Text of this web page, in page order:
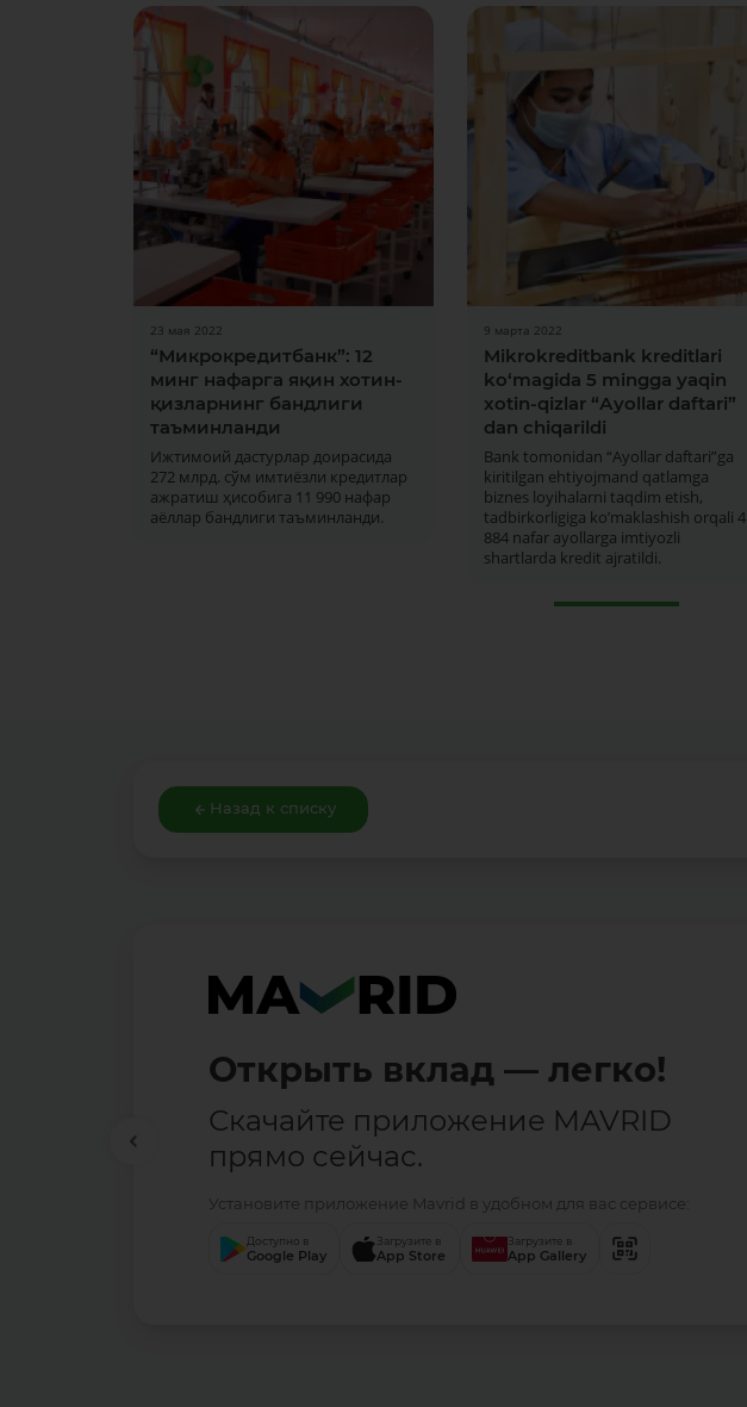
23 мая 2022
“Микрокредитбанк”: 12
минг нафарга яқин хотин-
қизларнинг бандлиги
таъминланди
Ижтимоий дастурлар доирасида
272 млрд. сўм имтиёзли кредитлар
ажратиш ҳисобига 11 990 нафар
аёллар бандлиги таъминланди.
9 марта 2022
Mikrokreditbank kreditlari
ko‘magida 5 mingga yaqin
xotin-qizlar “Аyollar daftari”
dan chiqarildi
Bank tomonidan “Аyollar daftari”ga
kiritilgan ehtiyojmand qatlamga
biznes loyihalarni taqdim etish,
tadbirkorligiga koʼmaklashish orqali 4
884 nafar ayollarga imtiyozli
shartlarda kredit ajratildi.
Назад к списку
Открыть вклад — легко!
Скачайте приложение MAVRID
прямо сейчас.
Установите приложение Mavrid в удобном для вас сервисе:
Доступно в
Google Play
Загрузите в
App Store
Загрузите в
App Gallery